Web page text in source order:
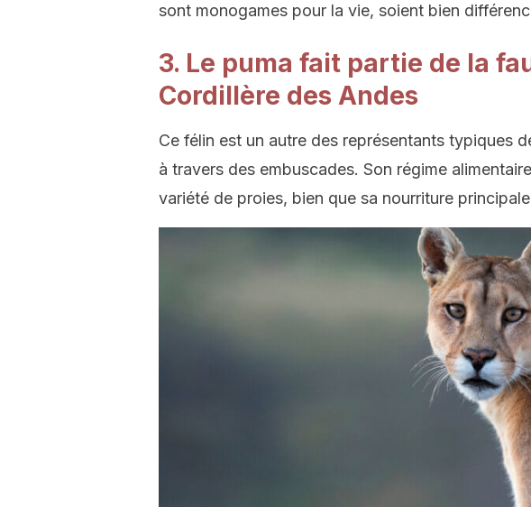
sont monogames pour la vie, soient bien
3. Le puma fait partie de la
Cordillère des Andes
Ce félin est un autre des représentants typiques
à travers des embuscades. Son régime
variété de proies, bien que sa nourriture